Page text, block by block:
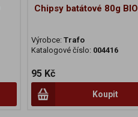
Chipsy batátové 80g BIO
Výrobce: Trafo
Katalogové číslo: 004416
95 Kč
Koupit